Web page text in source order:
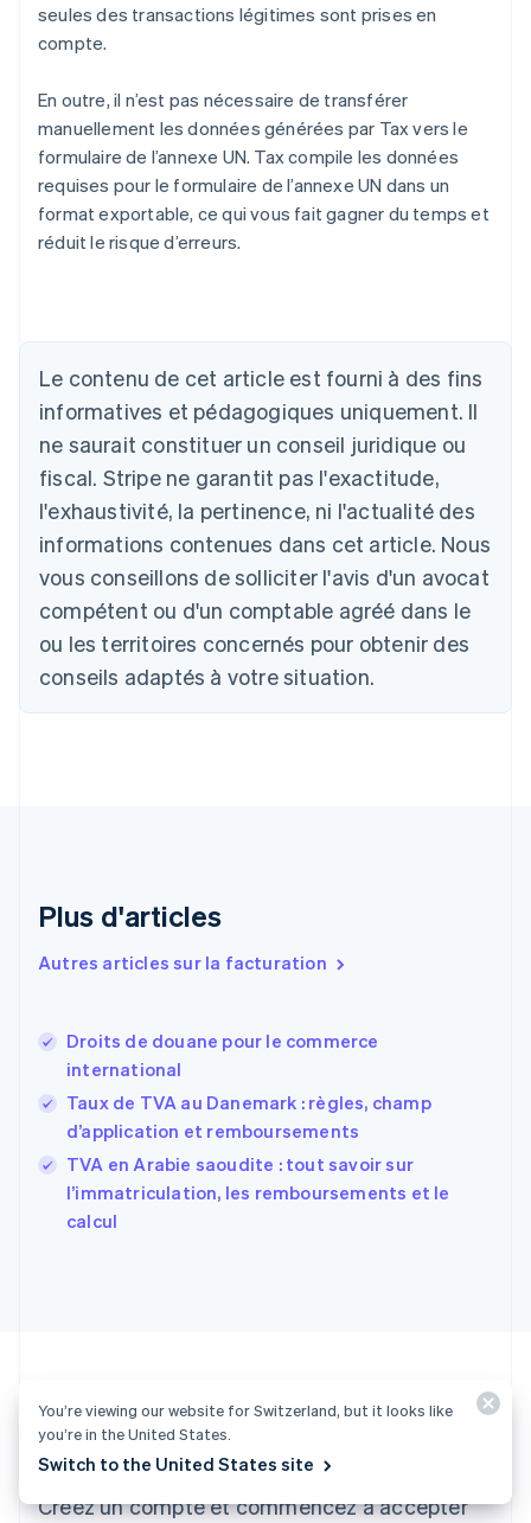
seules des transactions légitimes sont prises en
compte.
En outre, il n’est pas nécessaire de transférer
manuellement les données générées par Tax vers le
formulaire de l’annexe UN. Tax compile les données
requises pour le formulaire de l’annexe UN dans un
format exportable, ce qui vous fait gagner du temps et
réduit le risque d’erreurs.
Le contenu de cet article est fourni à des fins
informatives et pédagogiques uniquement. Il
ne saurait constituer un conseil juridique ou
fiscal. Stripe ne garantit pas l'exactitude,
l'exhaustivité, la pertinence, ni l'actualité des
informations contenues dans cet article. Nous
vous conseillons de solliciter l'avis d'un avocat
compétent ou d'un comptable agréé dans le
ou les territoires concernés pour obtenir des
conseils adaptés à votre situation.
Plus d'articles
Autres articles sur la facturation
Droits de douane pour le commerce
international
Taux de TVA au Danemark : règles, champ
d’application et remboursements
TVA en Arabie saoudite : tout savoir sur
l’immatriculation, les remboursements et le
calcul
Envie de vous lancer ?
Créez un compte et commencez à accepter
Allemagne
Australie
English
Autriche
DeutschEnglish
Belgique
NederlandsFrançaisDeutsch English
Português English
Bulgarie
English
Canada
EnglishFrançais
English
Émirats arabes unis
Estonie
États-Unis
English Español简体中文
Finlande
France
FrançaisEnglish
Gibraltar
Irlande
English
Italie
Japon
You’re viewing our website for Switzerland, but it looks like
you’re in the United States.
Switch to the United States site